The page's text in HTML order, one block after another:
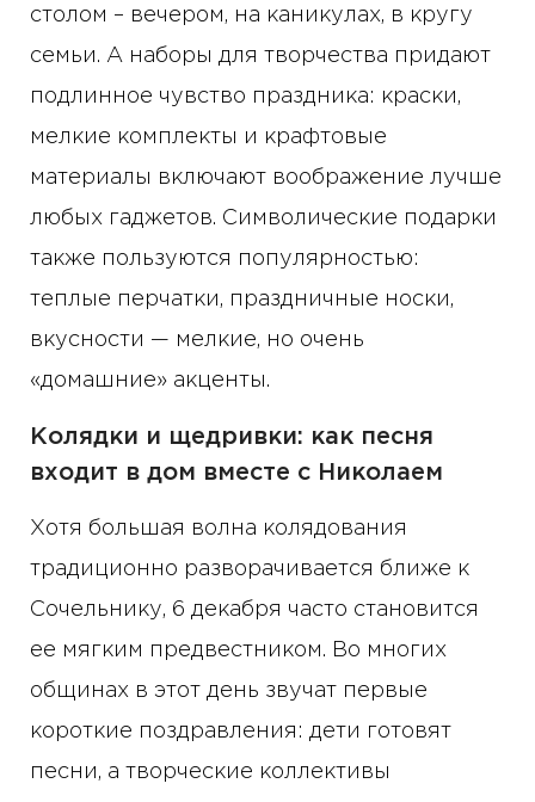
столом – вечером, на каникулах, в кругу
семьи. А наборы для творчества придают
подлинное чувство праздника: краски,
мелкие комплекты и крафтовые
материалы включают воображение лучше
любых гаджетов. Символические подарки
также пользуются популярностью:
теплые перчатки, праздничные носки,
вкусности — мелкие, но очень
«домашние» акценты.
Колядки и щедривки: как песня
входит в дом вместе с Николаем
Хотя большая волна колядования
традиционно разворачивается ближе к
Сочельнику, 6 декабря часто становится
ее мягким предвестником. Во многих
общинах в этот день звучат первые
короткие поздравления: дети готовят
песни, а творческие коллективы